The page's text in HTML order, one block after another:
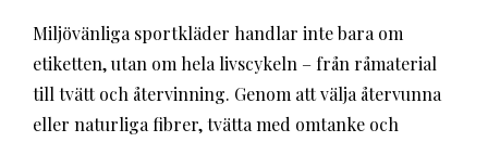
Miljövänliga sportkläder handlar inte bara om
etiketten, utan om hela livscykeln – från råmaterial
till tvätt och återvinning. Genom att välja återvunna
eller naturliga fibrer, tvätta med omtanke och